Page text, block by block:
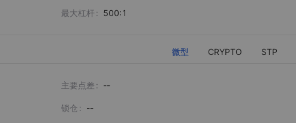
最大杠杆 500:1
微型 CRYPTO STP
主要点差 --
锁仓 --